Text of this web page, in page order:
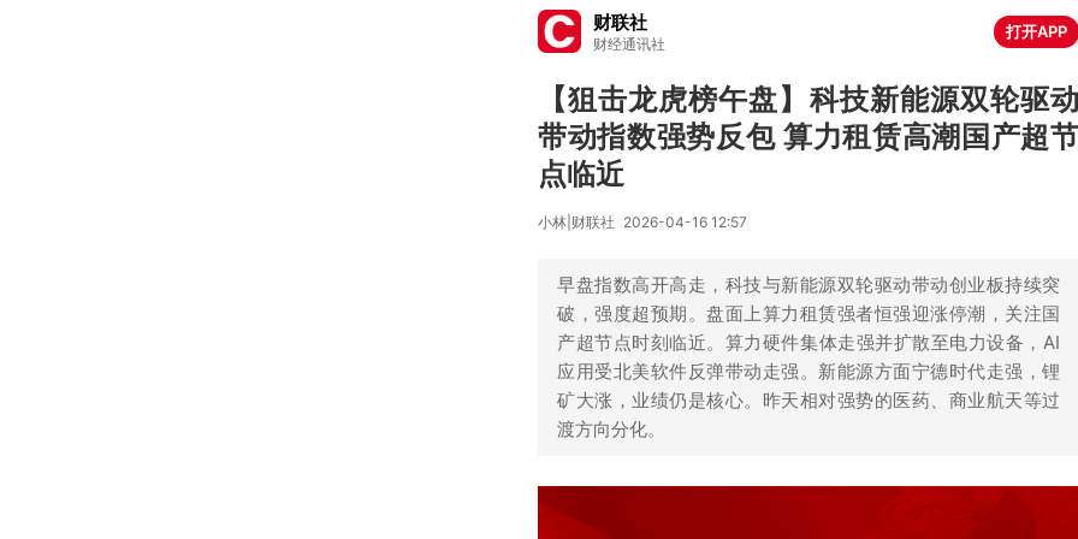
财联社
财经通讯社
打开APP
【狙击龙虎榜午盘】科技新能源双轮驱动
带动指数强势反包 算力租赁高潮国产超节
点临近
小林|财联社 2026-04-16 12:57
早盘指数高开高走，科技与新能源双轮驱动带动创业板持续突
破，强度超预期。盘面上算力租赁强者恒强迎涨停潮，关注国
产超节点时刻临近。算力硬件集体走强并扩散至电力设备，AI
应用受北美软件反弹带动走强。新能源方面宁德时代走强，锂
矿大涨，业绩仍是核心。昨天相对强势的医药、商业航天等过
渡方向分化。